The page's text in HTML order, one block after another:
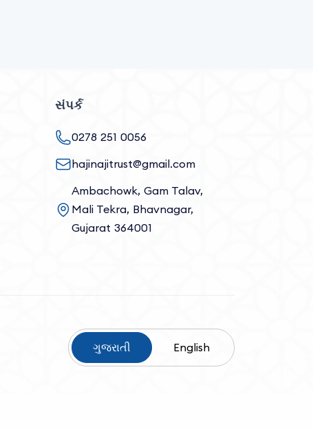
સંપર્ક
0278 251 0056
hajinajitrust@gmail.com
Ambachowk, Gam Talav,
Mali Tekra, Bhavnagar,
Gujarat 364001
ગુજરાતી English